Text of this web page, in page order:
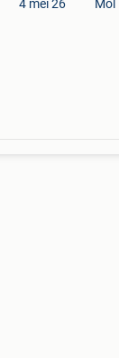
4 mei 26 Mol